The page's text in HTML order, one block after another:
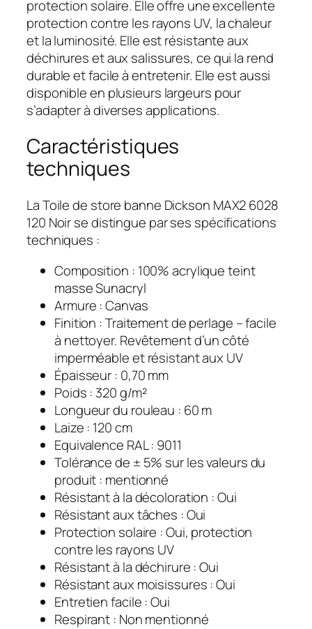
protection solaire. Elle offre une excellente
protection contre les rayons UV, la chaleur
et la luminosité. Elle est résistante aux
déchirures et aux salissures, ce qui la rend
durable et facile à entretenir. Elle est aussi
disponible en plusieurs largeurs pour
s’adapter à diverses applications.
Caractéristiques
techniques
La Toile de store banne Dickson MAX2 6028
120 Noir se distingue par ses spécifications
techniques :
Composition : 100% acrylique teint
masse Sunacryl
Armure : Canvas
Finition : Traitement de perlage – facile
à nettoyer. Revêtement d’un côté
imperméable et résistant aux UV
Épaisseur : 0,70 mm
Poids : 320 g/m²
Longueur du rouleau : 60 m
Laize : 120 cm
Equivalence RAL : 9011
Tolérance de ± 5% sur les valeurs du
produit : mentionné
Résistant à la décoloration : Oui
Résistant aux tâches : Oui
Protection solaire : Oui, protection
contre les rayons UV
Résistant à la déchirure : Oui
Résistant aux moisissures : Oui
Entretien facile : Oui
Respirant : Non mentionné